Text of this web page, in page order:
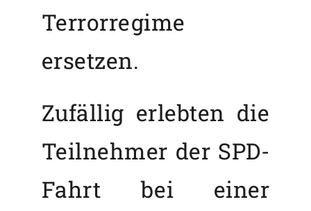
Terrorregime
ersetzen.
Zufällig erlebten die
Teilnehmer der SPD-
Fahrt bei einer